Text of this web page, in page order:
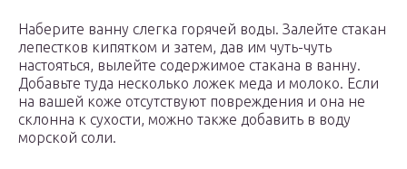
Наберите ванну слегка горячей воды. Залейте стакан
лепестков кипятком и затем, дав им чуть-чуть
настояться, вылейте содержимое стакана в ванну.
Добавьте туда несколько ложек меда и молоко. Если
на вашей коже отсутствуют повреждения и она не
склонна к сухости, можно также добавить в воду
морской соли.